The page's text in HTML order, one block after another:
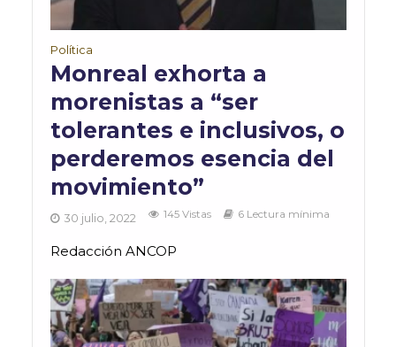
Política
Monreal exhorta a
morenistas a “ser
tolerantes e inclusivos, o
perderemos esencia del
movimiento”
30 julio, 2022 145 Vistas 6 Lectura mínima
Redacción ANCOP